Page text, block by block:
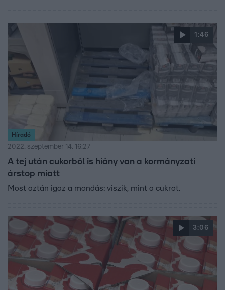
1:46
Híradó
2022. szeptember 14. 16:27
A tej után cukorból is hiány van a kormányzati
árstop miatt
Most aztán igaz a mondás: viszik, mint a cukrot.
3:06